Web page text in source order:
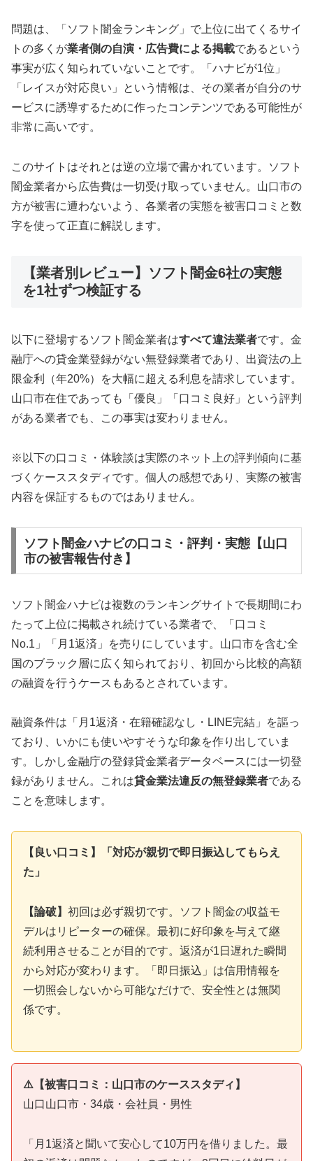
問題は、「ソフト闇金ランキング」で上位に出てくるサイ
トの多くが業者側の自演・広告費による掲載であるという
事実が広く知られていないことです。「ハナビが1位」
「レイスが対応良い」という情報は、その業者が自分のサ
ービスに誘導するために作ったコンテンツである可能性が
非常に高いです。
このサイトはそれとは逆の立場で書かれています。ソフト
闇金業者から広告費は一切受け取っていません。山口市の
方が被害に遭わないよう、各業者の実態を被害口コミと数
字を使って正直に解説します。
【業者別レビュー】ソフト闇金6社の実態
を1社ずつ検証する
以下に登場するソフト闇金業者はすべて違法業者です。金
融庁への貸金業登録がない無登録業者であり、出資法の上
限金利（年20%）を大幅に超える利息を請求しています。
山口市在住であっても「優良」「口コミ良好」という評判
がある業者でも、この事実は変わりません。
※以下の口コミ・体験談は実際のネット上の評判傾向に基
づくケーススタディです。個人の感想であり、実際の被害
内容を保証するものではありません。
ソフト闇金ハナビの口コミ・評判・実態【山口
市の被害報告付き】
ソフト闇金ハナビは複数のランキングサイトで長期間にわ
たって上位に掲載され続けている業者で、「口コミ
No.1」「月1返済」を売りにしています。山口市を含む全
国のブラック層に広く知られており、初回から比較的高額
の融資を行うケースもあるとされています。
融資条件は「月1返済・在籍確認なし・LINE完結」を謳っ
ており、いかにも使いやすそうな印象を作り出していま
す。しかし金融庁の登録貸金業者データベースには一切登
録がありません。これは貸金業法違反の無登録業者である
ことを意味します。
【良い口コミ】「対応が親切で即日振込してもらえ
た」
【論破】 初回は必ず親切です。ソフト闇金の収益モ
デルはリピーターの確保。最初に好印象を与えて継
続利用させることが目的です。返済が1日遅れた瞬間
から対応が変わります。「即日振込」は信用情報を
一切照会しないから可能なだけで、安全性とは無関
係です。
⚠️【被害口コミ：山口市のケーススタディ】
山口山口市・34歳・会社員・男性
「月1返済と聞いて安心して10万円を借りました。最